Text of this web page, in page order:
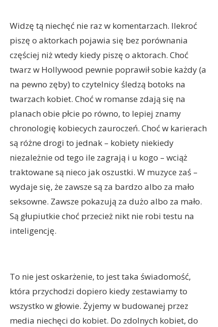
Widzę tą niechęć nie raz w komentarzach. Ilekroć
piszę o aktorkach pojawia się bez porównania
częściej niż wtedy kiedy piszę o aktorach. Choć
twarz w Hollywood pewnie poprawił sobie każdy (a
na pewno zęby) to czytelnicy śledzą botoks na
twarzach kobiet. Choć w romanse zdają się na
planach obie płcie po równo, to lepiej znamy
chronologię kobiecych zauroczeń. Choć w karierach
są różne drogi to jednak – kobiety niekiedy
niezależnie od tego ile zagrają i u kogo – wciąż
traktowane są nieco jak oszustki. W muzyce zaś –
wydaje się, że zawsze są za bardzo albo za mało
seksowne. Zawsze pokazują za dużo albo za mało.
Są głupiutkie choć przecież nikt nie robi testu na
inteligencję.
To nie jest oskarżenie, to jest taka świadomość,
która przychodzi dopiero kiedy zestawiamy to
wszystko w głowie. Żyjemy w budowanej przez
media niechęci do kobiet. Do zdolnych kobiet, do